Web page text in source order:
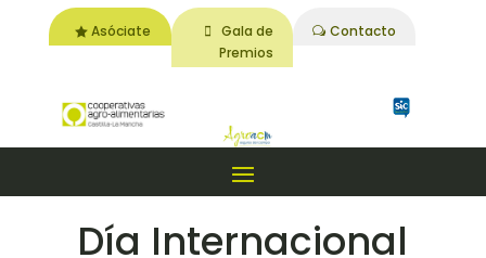
Asóciate
Gala de
Premios
Contacto
Día Internacional